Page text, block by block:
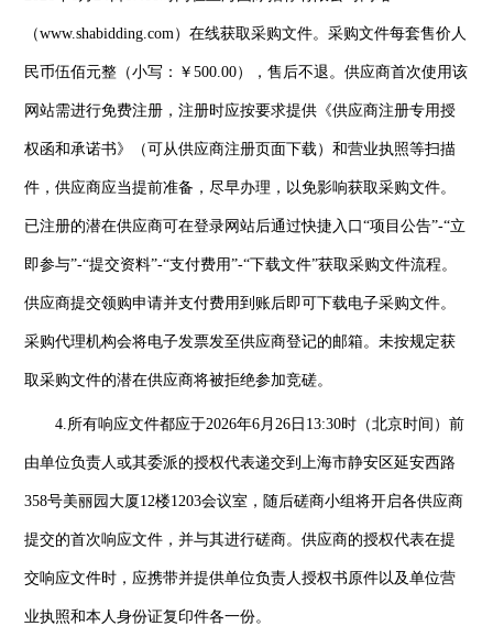
（www.shabidding.com）在线获取采购文件。采购文件每套售价人
民币伍佰元整（小写：￥500.00），售后不退。供应商首次使用该
网站需进行免费注册，注册时应按要求提供《供应商注册专用授
权函和承诺书》（可从供应商注册页面下载）和营业执照等扫描
件，供应商应当提前准备，尽早办理，以免影响获取采购文件。
已注册的潜在供应商可在登录网站后通过快捷入口“项目公告”-“立
即参与”-“提交资料”-“支付费用”-“下载文件”获取采购文件流程。
供应商提交领购申请并支付费用到账后即可下载电子采购文件。
采购代理机构会将电子发票发至供应商登记的邮箱。未按规定获
取采购文件的潜在供应商将被拒绝参加竞磋。
4.所有响应文件都应于2026年6月26日13:30时（北京时间）前
由单位负责人或其委派的授权代表递交到上海市静安区延安西路
358号美丽园大厦12楼1203会议室，随后磋商小组将开启各供应商
提交的首次响应文件，并与其进行磋商。供应商的授权代表在提
交响应文件时，应携带并提供单位负责人授权书原件以及单位营
业执照和本人身份证复印件各一份。